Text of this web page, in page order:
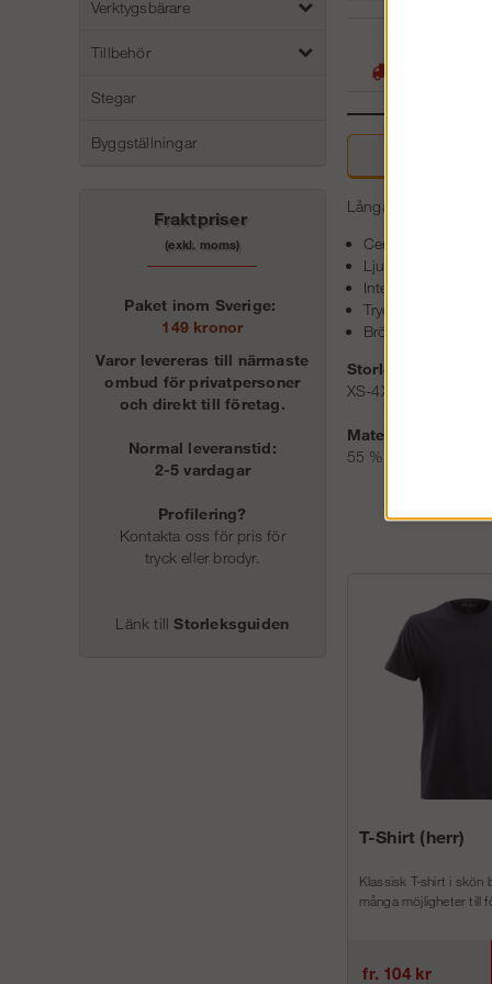
Verktygsbärare
Tillbehör
Stegar
Byggställningar
Fraktpriser
(exkl. moms)
Paket inom Sverige:
149 kronor
Varor levereras till närmaste
ombud för privatpersoner
och direkt till företag.
Normal leveranstid:
2-5 vardagar
Profilering?
Kontakta oss för pris för
tryck eller brodyr.
Länk till Storleksguiden
Stora lager -
Långärmad
Certifierat
Ljusbågsskydd
Integrerat värme-
Bröstfickor med
Storlek:
XS-4XL
Material:
55 % Protal, 44 %
T-Shirt (herr)
Klassisk T-shirt i skön
många möjligheter till
fr. 104 kr